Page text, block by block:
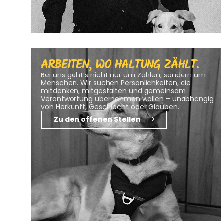
glauben,
Steuerberatung
mehr
Paragraphen
Zahlen
schafft
Vertrauen,
Perspektive
Freiheit.
Sprache
und
einem
offenen
Ohr
begleiten
ARBEITEN, WO HALTUNG ZÄHLT.
Bei uns geht’s nicht nur um Zahlen, sondern um
Menschen. Wir suchen Persönlichkeiten, die
mitdenken, mitgestalten und gemeinsam
Verantwortung übernehmen wollen – unabhängig
von Herkunft, Geschlecht oder Glauben.
Zu den offenen Stellen